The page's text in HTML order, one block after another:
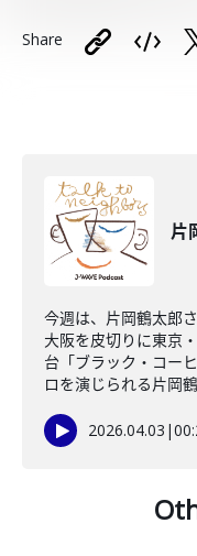
Share
片
今週は、片岡鶴太郎
大阪を皮切りに東京
台「ブラック・コー
ロを演じられる片岡
2026.04.03 |